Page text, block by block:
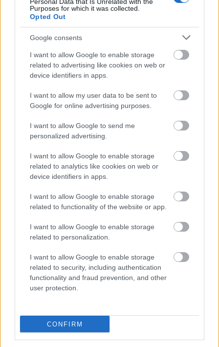
Purposes for which it was collected.
Opted Out
Google consents
I want to allow Google to enable storage
related to advertising like cookies on web or
device identifiers in apps.
I want to allow my user data to be sent to
Google for online advertising purposes.
I want to allow Google to send me
personalized advertising.
I want to allow Google to enable storage
related to analytics like cookies on web or
device identifiers in apps.
I want to allow Google to enable storage
related to functionality of the website or app.
I want to allow Google to enable storage
related to personalization.
I want to allow Google to enable storage
related to security, including authentication
functionality and fraud prevention, and other
user protection.
CONFIRM
autó mellett. Sajnos ezt el kellett mondanom, mert
emberileg, és mint az autósportot szerető ember is
aggódom, s féltem a rendezők munkáját, s aggódom
a versenyzők miatt is, akik teljesítménye előtt ezúttal
is elismeréssel adózok, s remélem mindenkinek
sikerül ott lenni a következő verseny rajtjában.
Akikről pedig beszéltem, azok jobb lenne, ha otthon
Hajrá B-A-Z Megyei Rallysprint!
S jöjjön hozzá a
szemléltető videó is, hogy ne csak a levegőben lógjon
a fenti pár nagyon igaz sor...
Azt hiszem ehhez sok mindent nem lehet hozzáfűzni,
de azért valamit mégiscsak. A következő szakasz
előtt Üveges Gábor rendező végigment a pályán,
befértem hozzá (eljutva ezáltal oda, ahová sok-sok
gyaloglás árán csak jóval később tudtam volna :)
bekapcsolt rádiója révén minden rádiós ponton
hallani lehetett :D